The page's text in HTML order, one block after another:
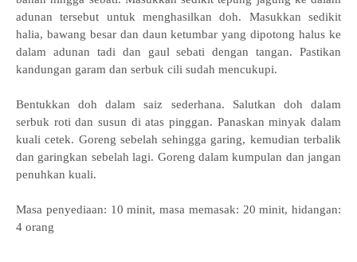
adunan tersebut untuk menghasilkan doh. Masukkan sedikit
halia, bawang besar dan daun ketumbar yang dipotong halus ke
dalam adunan tadi dan gaul sebati dengan tangan. Pastikan
kandungan garam dan serbuk cili sudah mencukupi.
Bentukkan doh dalam saiz sederhana. Salutkan doh dalam
serbuk roti dan susun di atas pinggan. Panaskan minyak dalam
kuali cetek. Goreng sebelah sehingga garing, kemudian terbalik
dan garingkan sebelah lagi. Goreng dalam kumpulan dan jangan
penuhkan kuali.
Masa penyediaan: 10 minit, masa memasak: 20 minit, hidangan:
4 orang